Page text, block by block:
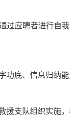
过应聘者进行自
功底、信息归纳
援支队组织实施